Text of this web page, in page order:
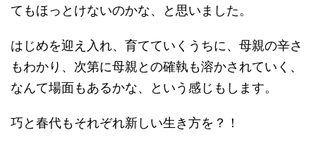
てもほっとけないのかな、と思いました。
はじめを迎え入れ、育てていくうちに、母親の辛さ
もわかり、次第に母親との確執も溶かされていく、
なんて場面もあるかな、という感じもします。
巧と春代もそれぞれ新しい生き方を？！